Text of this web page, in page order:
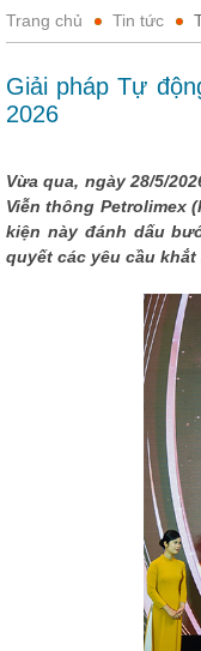
Trang chủ Tin tức
Giải pháp Tự
2026
Vừa qua, ngày 28/5/
Viễn thông Petrolimex
kiện này đánh dấu
quyết các yêu cầu